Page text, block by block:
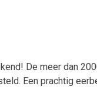
De meer dan
Een prachtig